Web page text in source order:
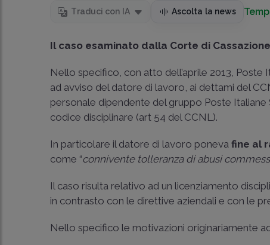
Traduci con IA Ascolta la news
Il caso esaminato dalla Corte di Cassazione
Nello specifico, con atto dell’aprile 2013, Poste
ad avviso del datore di lavoro, ai dettami del
personale dipendente del gruppo Poste Italiane
codice disciplinare (art 54 del CCNL).
In particolare il datore di lavoro ponevafine al
come “connivente tolleranza di abusi
Il caso risulta relativo ad un licenziamento
in contrasto con le direttive aziendali e con le
Nello specifico le motivazioni originariamente